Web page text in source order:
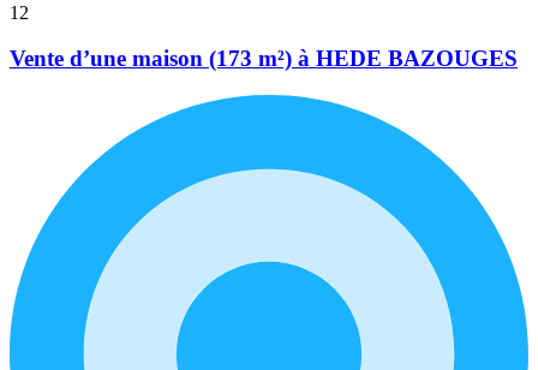
12
Vente d’une maison (173 m²) à HEDE BAZOUGES